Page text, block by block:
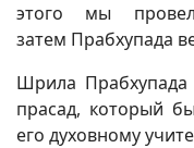
этого мы
затем Прабхупада
Шрила Прабхупада
прасад, который
его духовному